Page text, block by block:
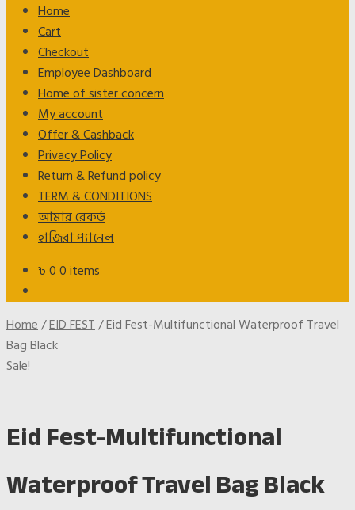
Home
Cart
Checkout
Employee Dashboard
Home of sister concern
My account
Offer & Cashback
Privacy Policy
Return & Refund policy
TERM & CONDITIONS
আমার রেকর্ড
হাজিরা প্যানেল
৳00 items
Home/EID FEST/Eid Fest-Multifunctional Waterproof Travel
Bag Black
Sale!
Eid Fest-Multifunctional
Waterproof Travel Bag Black